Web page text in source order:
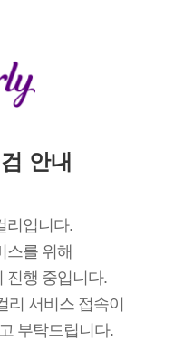
안내
리입니다.
스를 위해
진행 중입니다.
리 서비스 접속이
부탁드립니다.